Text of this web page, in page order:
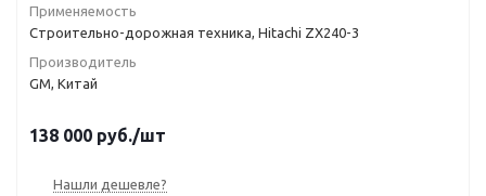
Применяемость
Строительно-дорожная техника, Hitachi ZX240-3
Производитель
GM, Китай
138 000 руб./шт
Нашли дешевле?